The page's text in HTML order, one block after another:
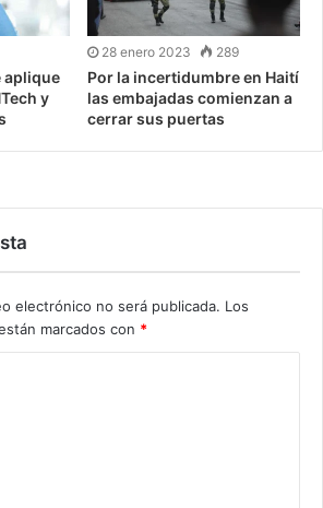
aplique
y
28 enero 2023 289
Por la incertidumbre en Haití
las embajadas comienzan a
cerrar sus puertas
electrónico no será publicada. Los
marcados con *